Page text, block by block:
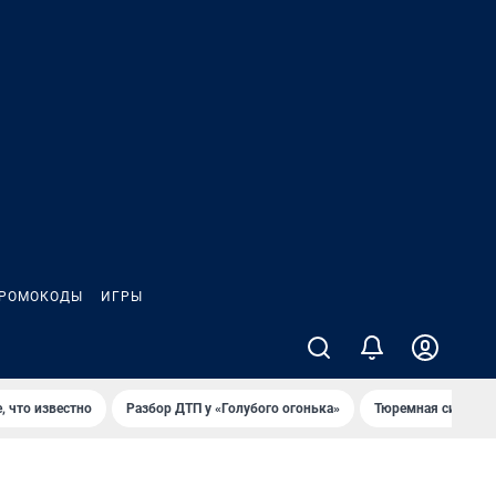
ИГРЫ
что известно Разбор ДТП у «Голубого огонька» Тюремная